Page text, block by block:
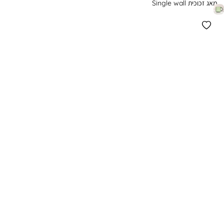
מאג זכוכית Single wall